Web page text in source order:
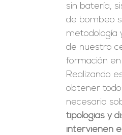
sin batería,
de bombeo
metodología
de nuestro
formación
Realizando
obtener
necesario
tipologías y
intervienen